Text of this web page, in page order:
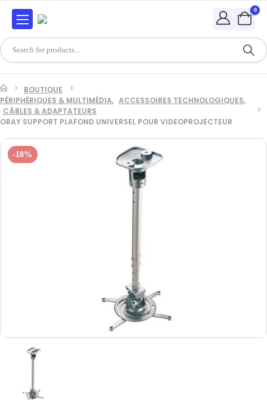
0
BOUTIQUE
PÉRIPHÉRIQUES & MULTIMÉDIA, ACCESSOIRES TECHNOLOGIQUES,
CÂBLES & ADAPTATEURS
ORAY SUPPORT PLAFOND UNIVERSEL POUR VIDEOPROJECTEUR
-18%